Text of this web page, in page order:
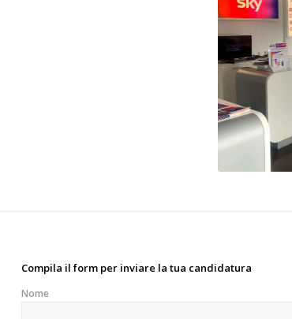
Compila il form per inviare la tua candidatura
Nome